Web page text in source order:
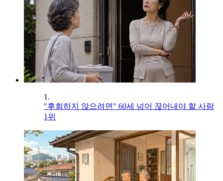
1.
"후회하지 않으려면" 60세 넘어 끊어내야 할 사람
1위